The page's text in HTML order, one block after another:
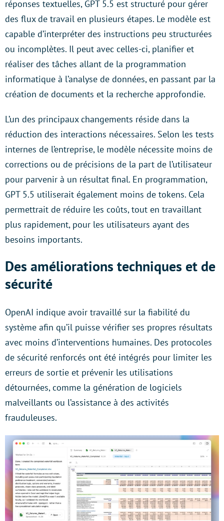
réponses textuelles, GPT 5.5 est structuré pour gérer
des flux de travail en plusieurs étapes. Le modèle est
capable d’interpréter des instructions peu structurées
ou incomplètes. Il peut avec celles-ci, planifier et
réaliser des tâches allant de la programmation
informatique à l’analyse de données, en passant par la
création de documents et la recherche approfondie.
L’un des principaux changements réside dans la
réduction des interactions nécessaires. Selon les tests
internes de l’entreprise, le modèle nécessite moins de
corrections ou de précisions de la part de l’utilisateur
pour parvenir à un résultat final. En programmation,
GPT 5.5 utiliserait également moins de tokens. Cela
permettrait de réduire les coûts, tout en travaillant
plus rapidement, pour les utilisateurs ayant des
besoins importants.
Des améliorations techniques et de
sécurité
OpenAI indique avoir travaillé sur la fiabilité du
système afin qu’il puisse vérifier ses propres résultats
avec moins d’interventions humaines. Des protocoles
de sécurité renforcés ont été intégrés pour limiter les
erreurs de sortie et prévenir les utilisations
détournées, comme la génération de logiciels
malveillants ou l’assistance à des activités
frauduleuses.